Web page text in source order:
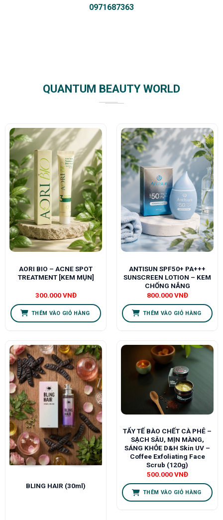
0971687363
QUANTUM BEAUTY WORLD
AORI BIO – ACNE SPOT
TREATMENT [KEM MỤN]
300.000VNĐ
THÊM VÀO GIỎ HÀNG
ANTISUN SPF50+ PA+++
SUNSCREEN LOTION – KEM
CHỐNG NẮNG
800.000VNĐ
THÊM VÀO GIỎ HÀNG
BLING HAIR (30ml)
TẨY TẾ BÀO CHẾT CÀ PHÊ –
SẠCH SÂU, MỊN MÀNG,
SÁNG KHỎE D&H Skin UV –
Coffee Exfoliating Face
Scrub (120g)
500.000VNĐ
THÊM VÀO GIỎ HÀNG